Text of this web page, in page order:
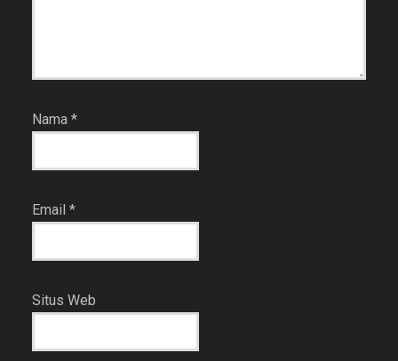
Nama *
Email *
Situs Web